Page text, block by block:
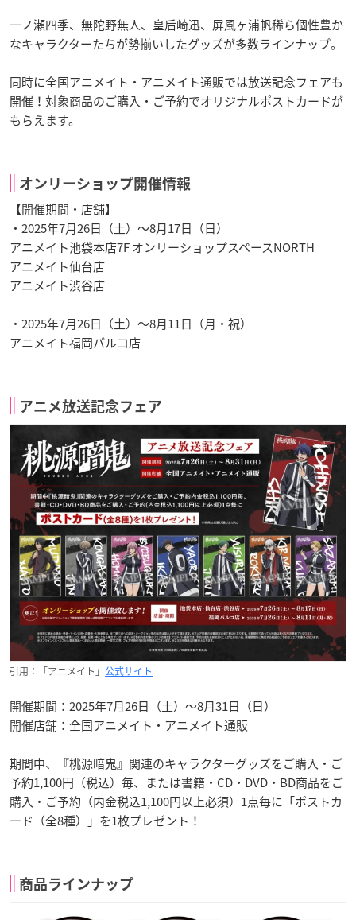
一ノ瀬四季、無陀野無人、皇后崎迅、屏風ヶ浦帆稀ら個性豊か
なキャラクターたちが勢揃いしたグッズが多数ラインナップ。
同時に全国アニメイト・アニメイト通販では放送記念フェアも
開催！対象商品のご購入・ご予約でオリジナルポストカードが
もらえます。
オンリーショップ開催情報
【開催期間・店舗】
・2025年7月26日（土）～8月17日（日）
アニメイト池袋本店7F オンリーショップスペースNORTH
アニメイト仙台店
アニメイト渋谷店
・2025年7月26日（土）～8月11日（月・祝）
アニメイト福岡パルコ店
アニメ放送記念フェア
引用：「アニメイト」 公式サイト
開催期間：2025年7月26日（土）～8月31日（日）
開催店舗：全国アニメイト・アニメイト通販
期間中、『桃源暗鬼』関連のキャラクターグッズをご購入・ご
予約1,100円（税込）毎、または書籍・CD・DVD・BD商品をご
購入・ご予約（内金税込1,100円以上必須）1点毎に「ポストカ
ード（全8種）」を1枚プレゼント！
商品ラインナップ